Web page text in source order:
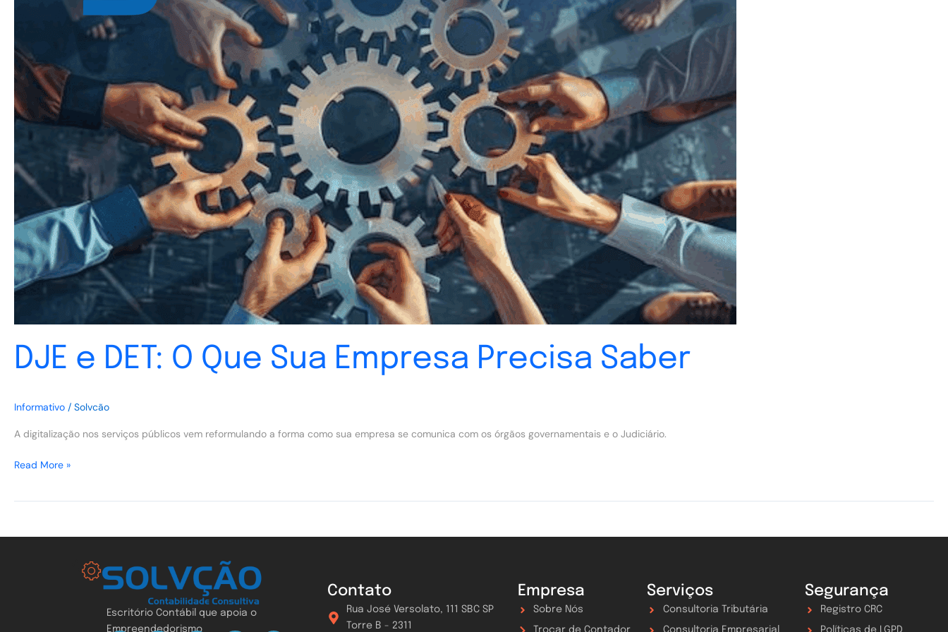
DJE e DET: O Que Sua Empresa Precisa Saber
Informativo / Solvcão
A digitalização nos serviços públicos vem reformulando a forma como sua empresa se comunica com os órgãos governamentais e o Judiciário.
Read More »
Escritório Contábil que apoia o
Empreendedorismo
Contato
Rua José Versolato, 111 SBC SP
Torre B - 2311
Empresa
Sobre Nós
Serviços
Consultoria Tributária
Segurança
Registro CRC